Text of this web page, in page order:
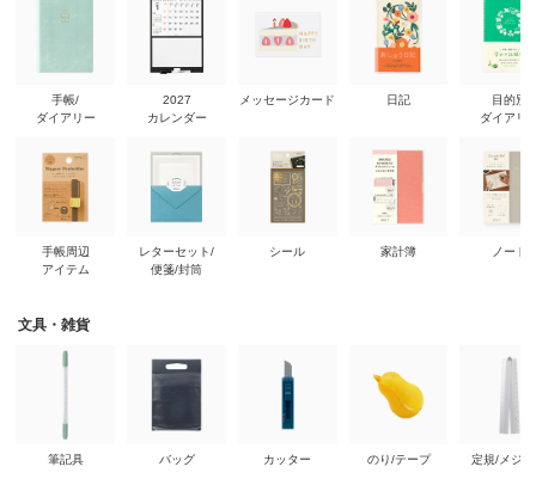
手帳/
ダイアリー
手帳周辺
アイテム
2027
カレンダー
レターセット/
便箋/封筒
メッセージカード
シール
日記
家計簿
目的別
ダイアリ
ノート
文具・雑貨
筆記具 バッグ カッター のり/テープ 定規/メジ